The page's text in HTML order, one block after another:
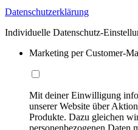
Datenschutzerklärung
Individuelle Datenschutz-
Marketing per Customer-
Mit deiner Einwilligung
unserer Website über
Produkte. Dazu gleichen
personenbezogenen Daten